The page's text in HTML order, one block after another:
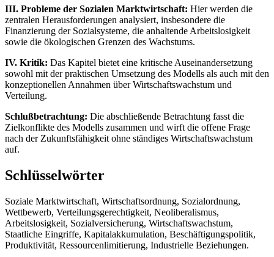
III. Probleme der Sozialen Marktwirtschaft: Hier werden die
zentralen Herausforderungen analysiert, insbesondere die
Finanzierung der Sozialsysteme, die anhaltende Arbeitslosigkeit
sowie die ökologischen Grenzen des Wachstums.
IV. Kritik: Das Kapitel bietet eine kritische Auseinandersetzung
sowohl mit der praktischen Umsetzung des Modells als auch mit den
konzeptionellen Annahmen über Wirtschaftswachstum und
Verteilung.
Schlußbetrachtung: Die abschließende Betrachtung fasst die
Zielkonflikte des Modells zusammen und wirft die offene Frage
nach der Zukunftsfähigkeit ohne ständiges Wirtschaftswachstum
auf.
Schlüsselwörter
Soziale Marktwirtschaft, Wirtschaftsordnung, Sozialordnung,
Wettbewerb, Verteilungsgerechtigkeit, Neoliberalismus,
Arbeitslosigkeit, Sozialversicherung, Wirtschaftswachstum,
Staatliche Eingriffe, Kapitalakkumulation, Beschäftigungspolitik,
Produktivität, Ressourcenlimitierung, Industrielle Beziehungen.